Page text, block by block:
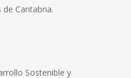
Cantabria.
Sostenible y